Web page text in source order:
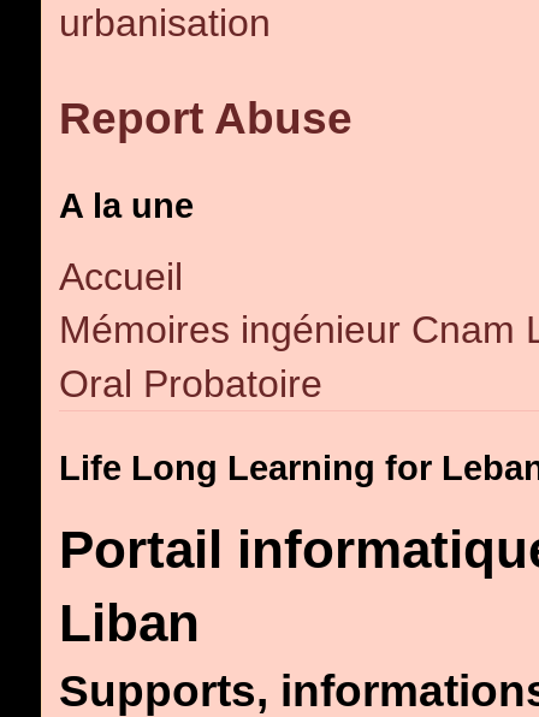
urbanisation
Report Abuse
A la une
Accueil
Mémoires ingénieur Cnam
Oral Probatoire
Life Long Learning for
Portail
Liban
Supports,